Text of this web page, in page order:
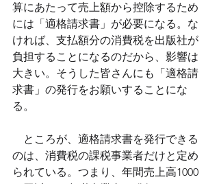
算にあたって売上額から控除するため
には「適格請求書」が必要になる。な
ければ、支払額分の消費税を出版社が
負担することになるのだから、影響は
大きい。そうした皆さんにも「適格請
求書」の発行をお願いすることにな
る。
ところが、適格請求書を発行できる
のは、消費税の課税事業者だけと定め
られている。つまり、年間売上高1000